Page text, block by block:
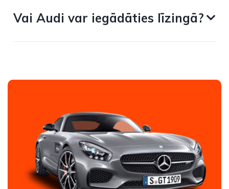
Vai Audi var iegādāties līzingā?